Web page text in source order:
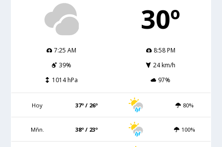
30º
7:25 AM
8:58 PM
39%
24 km/h
1014 hPa
97%
Hoy 37º / 26º 80%
Mñn. 38º / 23º 100%